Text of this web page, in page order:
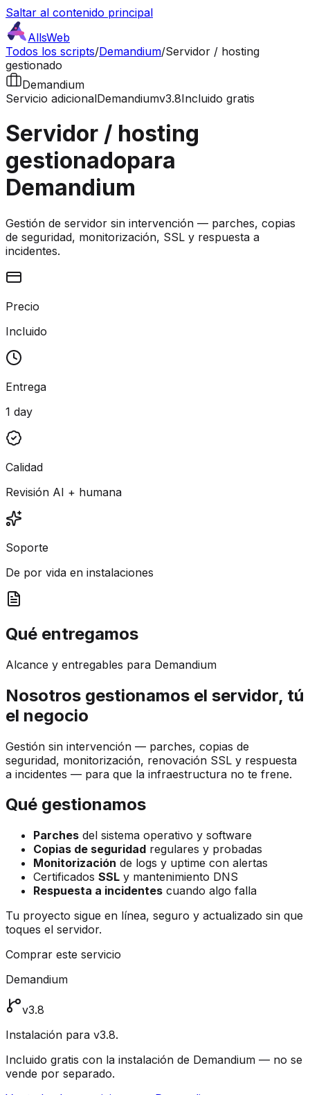
Saltar al contenido principal
AllsWeb
Todos los scripts/Demandium/Servidor / hosting
gestionado
Demandium
Servicio adicionalDemandiumv3.8Incluido gratis
Servidor / hosting
gestionadopara
Demandium
Gestión de servidor sin intervención — parches, copias
de seguridad, monitorización, SSL y respuesta a
incidentes.
Precio
Incluido
Entrega
1 day
Calidad
Revisión AI + humana
Soporte
De por vida en instalaciones
Qué entregamos
Alcance y entregables para Demandium
Nosotros gestionamos el servidor, tú
el negocio
Gestión sin intervención — parches, copias de
seguridad, monitorización, renovación SSL y respuesta
a incidentes — para que la infraestructura no te frene.
Qué gestionamos
Parches del sistema operativo y software
Copias de seguridad regulares y probadas
Monitorización de logs y uptime con alertas
Certificados SSL y mantenimiento DNS
Respuesta a incidentes cuando algo falla
Tu proyecto sigue en línea, seguro y actualizado sin que
toques el servidor.
Comprar este servicio
Demandium
v3.8
Instalación para v3.8.
Incluido gratis con la instalación de Demandium — no se
vende por separado.